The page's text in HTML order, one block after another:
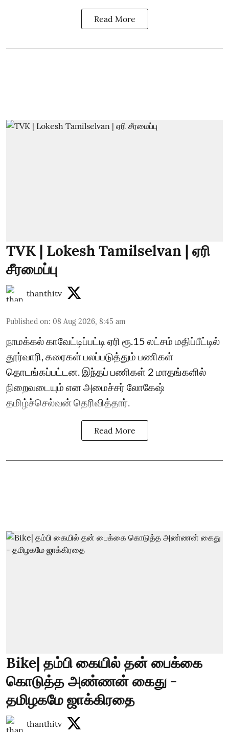
Read More
TVK | Lokesh Tamilselvan | ஏரி
சீரமைப்பு
thanthitv
Published on: 08 Aug 2026, 8:45 am
நாமக்கல் காவேட்டிப்பட்டி ஏரி ரூ.15 லட்சம் மதிப்பீட்டில்
தூர்வாரி, கரைகள் பலப்படுத்தும் பணிகள்
தொடங்கப்பட்டன. இந்தப் பணிகள் 2 மாதங்களில்
நிறைவடையும் என அமைச்சர் லோகேஷ்
தமிழ்ச்செல்வன் தெரிவித்தார்.
Read More
Bike| தம்பி கையில் தன் பைக்கை
கொடுத்த அண்ணன் கைது -
தமிழகமே ஜாக்கிரதை
thanthitv